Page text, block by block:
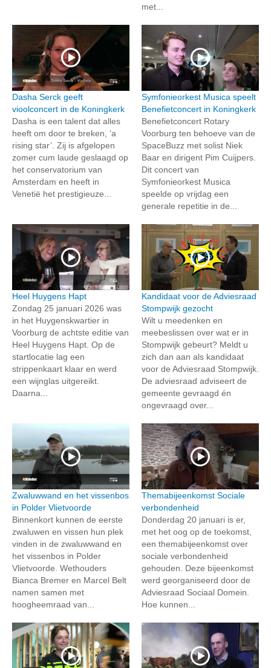
met...
Dasha Serck geeft
vioolconcert in de Koningkerk
Dasha is een talent dat alles
heeft om door te breken, ‘a
rising star’. Zij is afgelopen
zomer cum laude geslaagd op
het conservatorium van
Amsterdam en heeft in
Venetië het prestigieuze...
Symfonieorkest Musica speelt
Benefietconcert in Koningkerk
Benefietconcert Rotary
Voorburg ten behoeve van de
SpaceBuzz met solist Niek
Baar en dirigent Pim Cuijpers.
Dit concert van
Symfonieorkest Musica
speelde op vrijdag een
generale repetitie in de...
Heel Huygens Hapt
Zondag 25 januari 2026 was
in het Huygenskwartier in
Voorburg de achtste editie van
Heel Huygens Hapt. Op de
startlocatie lag een
strippenkaart klaar en werd
een wijnglas uitgereikt.
Daarna...
Kandidaat voor de Adviesraad
Stompwijk gezocht
Wilt u meedenken en
meebeslissen over wat er in
Stompwijk gebeurt? Meldt u
zich dan aan als kandidaat
voor de Adviesraad Stompwijk.
De adviesraad adviseert de
gemeente gevraagd én
ongevraagd over...
Zwaluwwand en het vissenbos
in Polder Vlietvoorde
Binnenkort kunnen de eerste
zwaluwen en vissen hun plek
vinden in de zwaluwwand en
het vissenbos in Polder
Vlietvoorde. Wethouders
Bianca Bremer en Marcel Belt
namen samen met
hoogheemraad van...
Themabijeenkomst Sociale
verbondenheid
Donderdag 20 januari is er,
met het oog op de toekomst,
een themabijeenkomst over
sociale verbondenheid
gehouden. Deze bijeenkomst
werd georganiseerd door de
Adviesraad Sociaal Domein.
Hoe kunnen...